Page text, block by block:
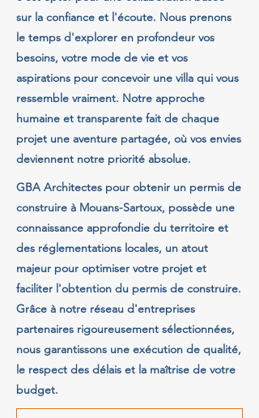
sur la confiance et l'écoute. Nous prenons
le temps d'explorer en profondeur vos
besoins, votre mode de vie et vos
aspirations pour concevoir une villa qui vous
ressemble vraiment. Notre approche
humaine et transparente fait de chaque
projet une aventure partagée, où vos envies
deviennent notre priorité absolue.
GBA Architectes pour obtenir un permis de
construire à Mouans-Sartoux, possède une
connaissance approfondie du territoire et
des réglementations locales, un atout
majeur pour optimiser votre projet et
faciliter l'obtention du permis de construire.
Grâce à notre réseau d'entreprises
partenaires rigoureusement sélectionnées,
nous garantissons une exécution de qualité,
le respect des délais et la maîtrise de votre
budget.